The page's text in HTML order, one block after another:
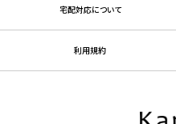
宅配対応について
利用規約